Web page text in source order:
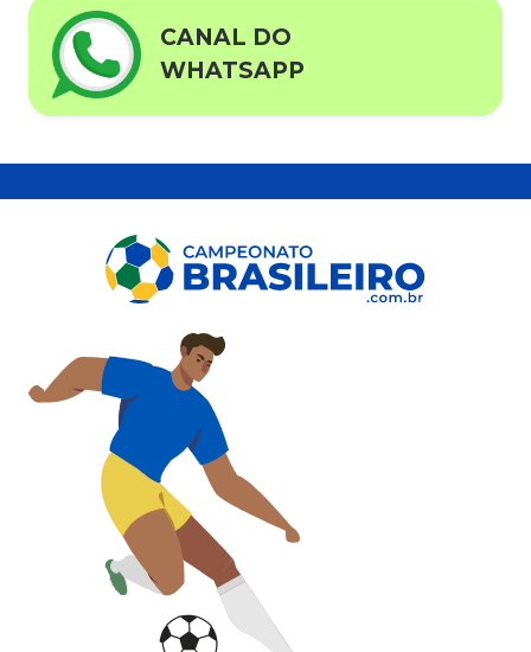
CANAL DO
WHATSAPP